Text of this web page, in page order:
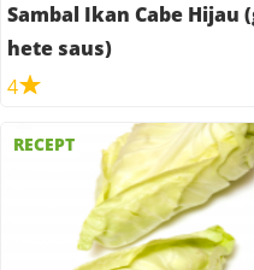
Sambal Ikan Cabe
hete saus)
4
RECEPT